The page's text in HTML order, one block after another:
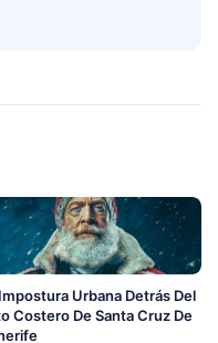
Urbana Detrás Del
Costero De Santa Cruz De